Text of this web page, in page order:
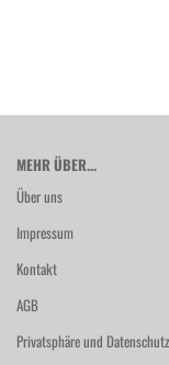
MEHR ÜBER...
Über uns
Impressum
Kontakt
AGB
Privatsphäre und Datenschutz